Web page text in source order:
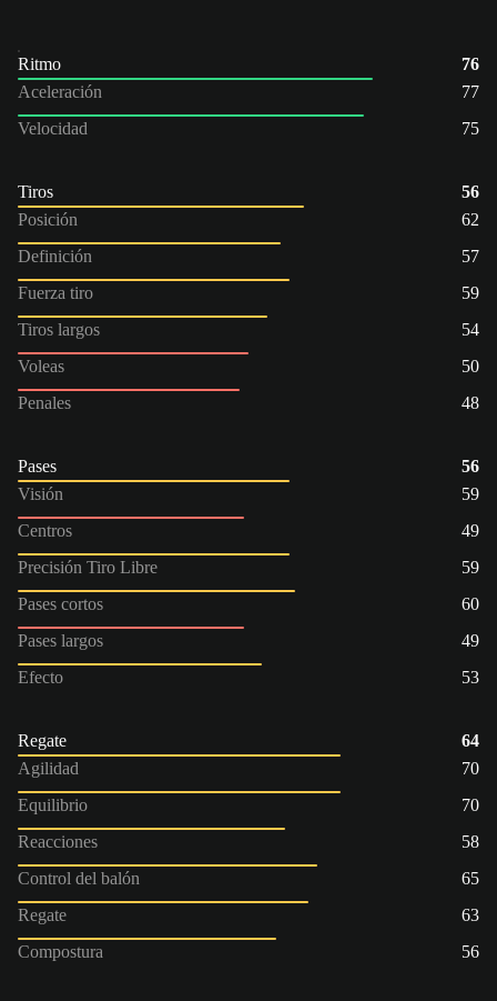
Ritmo
76
Aceleración
77
Velocidad
75
Tiros
56
Posición
62
Definición
57
Fuerza tiro
59
Tiros largos
54
Voleas
50
Penales
48
Pases
56
Visión
59
Centros
49
Precisión Tiro Libre
59
Pases cortos
60
Pases largos
49
Efecto
53
Regate
64
Agilidad
70
Equilibrio
70
Reacciones
58
Control del balón
65
Regate
63
Compostura
56